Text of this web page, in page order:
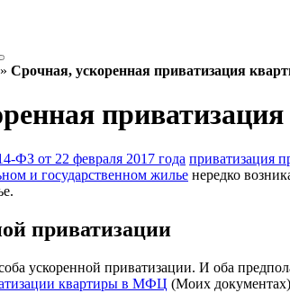
» Срочная, ускоренная приватизация
ФЗ от 22 февраля 2017 года приватизация
и государственном жилье нередко
приватизации
ускоренной приватизации. И оба
квартиры в МФЦ (Моих